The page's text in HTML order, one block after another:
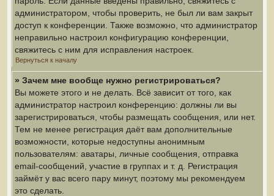
администратором, чтобы проверить, не был ли вам закрыт
доступ к конференции. Также возможно, что администратор
неправильно настроил конфигурацию конференции,
свяжитесь с ним для исправления настроек.
Вернуться к началу
» Зачем мне вообще нужно регистрироваться?
Вы можете этого и не делать. Всё зависит от того, как
администратор настроил конференцию: должны ли вы
зарегистрироваться, чтобы размещать сообщения, или нет.
Тем не менее регистрация даёт вам дополнительные
возможности, которые недоступны анонимным
пользователям: аватары, личные сообщения, отправка
email-сообщений, участие в группах и т. д. Регистрация
займёт у вас всего пару минут, поэтому мы рекомендуем
это сделать.